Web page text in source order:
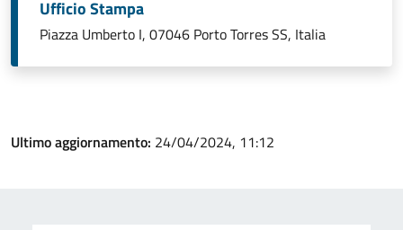
Ufficio Stampa
Piazza Umberto I, 07046 Porto Torres SS, Italia
Ultimo aggiornamento: 24/04/2024, 11:12